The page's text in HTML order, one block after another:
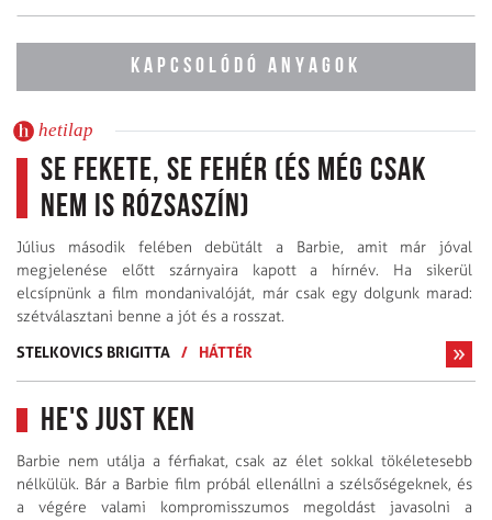
KAPCSOLÓDÓ ANYAGOK
hetilap
Se fekete, se fehér (és még csak
nem is rózsaszín)
Július második felében debütált a Barbie, amit már jóval
megjelenése előtt szárnyaira kapott a hírnév. Ha sikerül
elcsípnünk a film mondanivalóját, már csak egy dolgunk marad:
szétválasztani benne a jót és a rosszat.
STELKOVICS BRIGITTA / HÁTTÉR
HE'S JUST KEN
Barbie nem utálja a férfiakat, csak az élet sokkal tökéletesebb
nélkülük. Bár a Barbie film próbál ellenállni a szélsőségeknek, és
a végére valami kompromisszumos megoldást javasolni a